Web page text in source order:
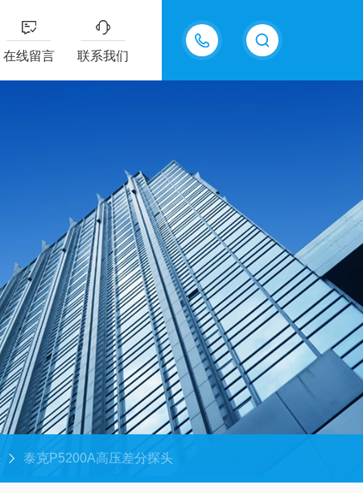
13826505971
在线留言 联系我们
泰克P5200A高压差分探头